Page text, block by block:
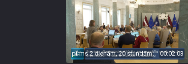
pirms 2 dienām, 20 stundām 00:02:03